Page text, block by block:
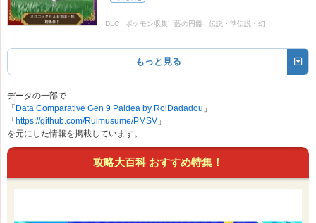
DLC ポケモン収集 藍の円盤 伝説・準伝説・幻
もっと見る
データの一部で
「Data Comparative Gen 9 Paldea by RoiDadadou 」
「https://github.com/Ruimusume/PMSV 」
を元にした情報を掲載しています。
攻略大百科 おすすめ特集！